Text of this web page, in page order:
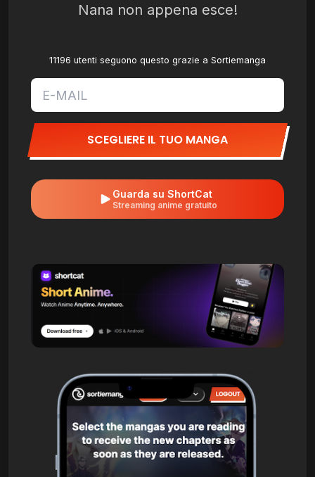
Nana non appena esce!
11196 utenti seguono questo grazie a Sortiemanga
SCEGLIERE IL TUO MANGA
Guarda su ShortCat
Streaming anime gratuito